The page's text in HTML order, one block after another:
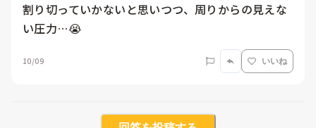
割り切っていかないと思いつつ、周りからの見えな
10/09 いいね